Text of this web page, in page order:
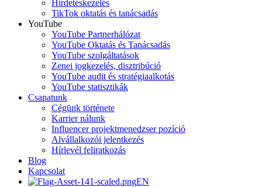
Hirdetéskezelés
TikTok oktatás és tanácsadás
YouTube
YouTube Partnerhálózat
YouTube Oktatás és Tanácsadás
YouTube szolgáltatások
Zenei jogkezelés, disztribúció
YouTube audit és stratégiaalkotás
YouTube statisztikák
Csapatunk
Cégünk története
Karrier nálunk
Influencer projektmenedzser pozíció
Alvállalkozói jelentkezés
Hírlevél feliratkozás
Blog
Kapcsolat
EN